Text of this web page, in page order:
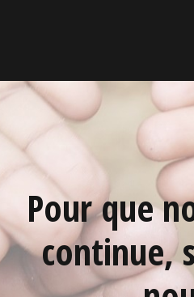
Pour que
continue,